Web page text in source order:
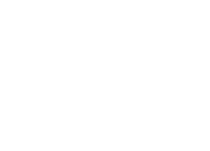
eventos a las cual esten apuntados, a traves de
persona es capaz saber si estas empleando
Los creadores deberian disenado en ello, y asi